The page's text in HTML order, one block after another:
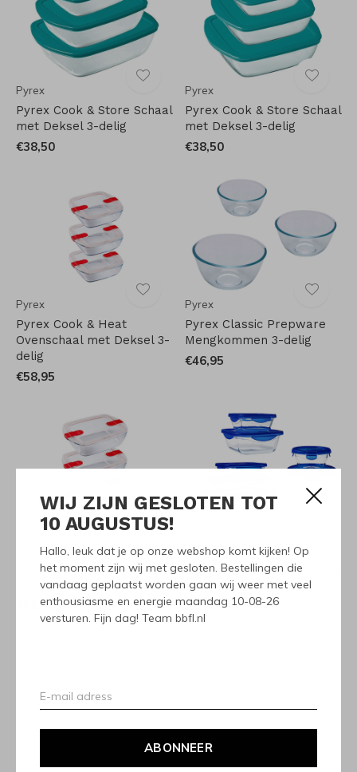
WIJ ZIJN GESLOTEN TOT
10 AUGUSTUS!
Hallo, leuk dat je op onze webshop komt kijken! Op
het moment zijn wij met gesloten. Bestellingen die
vandaag geplaatst worden gaan wij weer met veel
enthousiasme en energie maandag 10-08-26
versturen. Fijn dag! Team bbfl.nl
ABONNEER
Pyrex
Pyrex Cook & Store Schaal
met Deksel 3-delig
€38,50
Pyrex
Pyrex Cook & Store Schaal
met Deksel 3-delig
€38,50
Pyrex
Pyrex Cook & Heat
Ovenschaal met Deksel 3-
delig
€58,95
Pyrex
Pyrex Classic Prepware
Mengkommen 3-delig
€46,95
Pyrex
Pyrex Cook & Heat
Ovenschaal met Deksel 3-
delig
€58,95
Pyrex Cook & Go
Ovenschaal met Deksel 7-
delig
€100,00
Pyrex